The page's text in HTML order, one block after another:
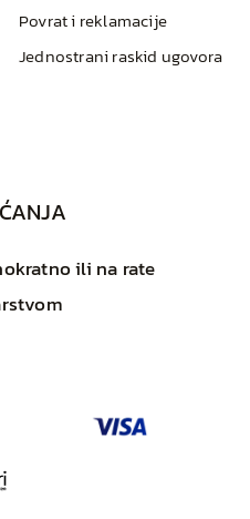
Povrat i reklamacije
Jednostrani raskid ugovora
ili na rate